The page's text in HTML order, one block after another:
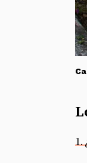
1.